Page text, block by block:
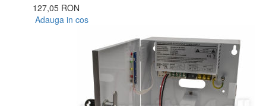
127,05 RON
Adauga in cos